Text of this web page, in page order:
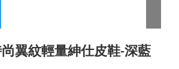
翼紋輕量紳仕皮鞋-深藍